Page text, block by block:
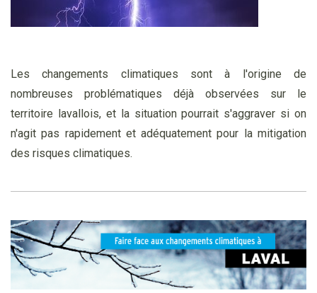
Les changements climatiques sont à l'origine de
nombreuses problématiques déjà observées sur le
territoire lavallois, et la situation pourrait s'aggraver si on
n'agit pas rapidement et adéquatement pour la mitigation
des risques climatiques.